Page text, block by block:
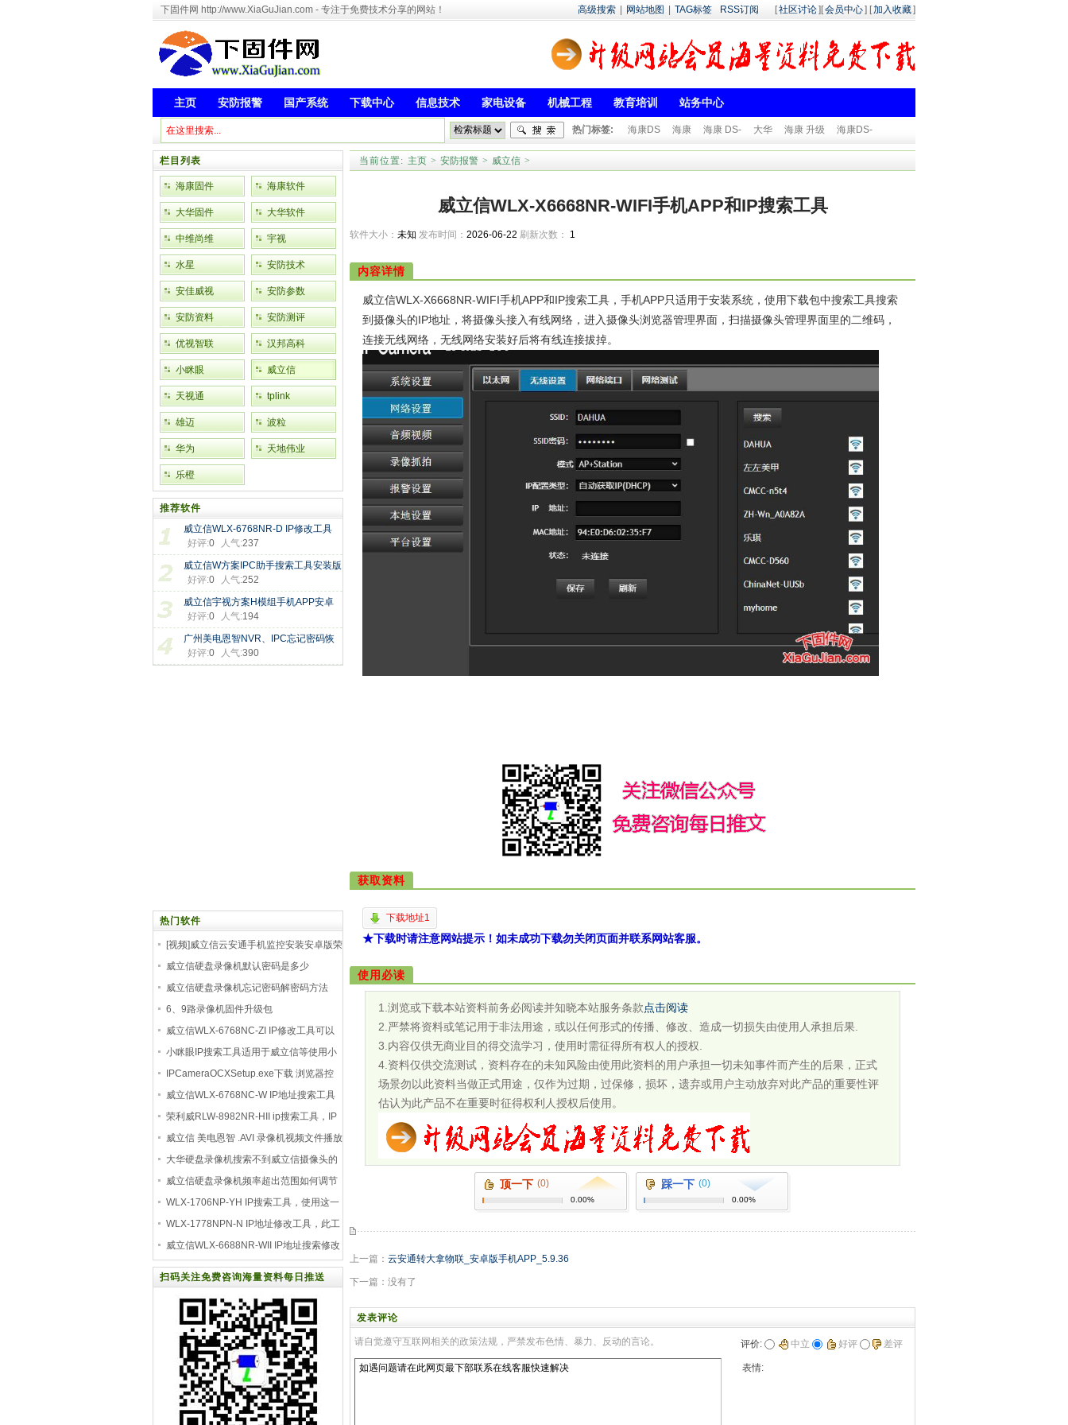
下固件网 http://www.XiaGuJian.com - 专注于免费技术分享的网站！ 高级搜索 网站地图 TAG标签 RSS订阅 [社区讨论][会员中心] [加入收藏]
主页 安防报警 国产系统 下载中心 信息技术 家电设备 机械工程 教育培训 站务中心
热门标签: 海康DS 海康 海康 DS- 大华 海康 升级 海康DS-
当前位置: 主页 > 安防报警 > 威立信 >
威立信WLX-X6668NR-WIFI手机APP和IP搜索工具
软件大小： 未知 发布时间： 2026-06-22 刷新次数： 1
内容详情
威立信WLX-X6668NR-WIFI手机APP和IP搜索工具，手机APP只适用于安装系统，使用下载包中搜索工具搜索
到摄像头的IP地址，将摄像头接入有线网络，进入摄像头浏览器管理界面，扫描摄像头管理界面里的二维码，
连接无线网络，无线网络安装好后将有线连接拔掉。
获取资料
下载地址1
★下载时请注意网站提示！如未成功下载勿关闭页面并联系网站客服。
使用必读
1.浏览或下载本站资料前务必阅读并知晓本站服务条款点击阅读
2.严禁将资料或笔记用于非法用途，或以任何形式的传播、修改、造成一切损失由使用人承担后果.
3.内容仅供无商业目的得交流学习，使用时需征得所有权人的授权.
4.资料仅供交流测试，资料存在的未知风险由使用此资料的用户承担一切未知事件而产生的后果，正式
场景勿以此资料当做正式用途，仅作为过期，过保修，损坏，遗弃或用户主动放弃对此产品的重要性评
估认为此产品不在重要时征得权利人授权后使用。
顶一下 (0)
0.00%
踩一下 (0)
0.00%
上一篇： 云安通转大拿物联_安卓版手机APP_5.9.36
下一篇：没有了
发表评论
请自觉遵守互联网相关的政策法规，严禁发布色情、暴力、反动的言论。 评价: 中立 好评 差评
表情:
栏目列表
海康固件 海康软件
大华固件 大华软件
中维尚维 宇视
水星 安防技术
安佳威视 安防参数
安防资料 安防测评
优视智联 汉邦高科
小眯眼 威立信
天视通 tplink
雄迈 波粒
华为 天地伟业
乐橙
推荐软件
威立信WLX-6768NR-D IP修改工具
好评:0 人气:237
威立信W方案IPC助手搜索工具安装版
好评:0 人气:252
威立信宇视方案H模组手机APP安卓
好评:0 人气:194
广州美电恩智NVR、IPC忘记密码恢
复
好评:0 人气:390
热门软件
[视频]威立信云安通手机监控安装安卓版荣
利威
威立信硬盘录像机默认密码是多少
威立信硬盘录像机忘记密码解密码方法
6、9路录像机固件升级包
nvr.s.msr620Q_6升级包固件
威立信WLX-6768NC-ZI IP修改工具可以
实现摄像头的查
小眯眼IP搜索工具适用于威立信等使用小
眯眼模
IPCameraOCXSetup.exe下载 浏览器控
件 视频控件
威立信WLX-6768NC-W IP地址搜索工具
荣利威RLW-8982NR-HII ip搜索工具，IP
修改工具
威立信 美电恩智 .AVI 录像机视频文件播放
器 a
大华硬盘录像机搜索不到威立信摄像头的
IP地址
威立信硬盘录像机频率超出范围如何调节
怎么调
WLX-1706NP-YH IP搜索工具，使用这一
款IP搜索工具可
WLX-1778NPN-N IP地址修改工具，此工
具可以发现并搜
威立信WLX-6688NR-WII IP地址搜索修改
工具
扫码关注免费咨询海量资料每日推送